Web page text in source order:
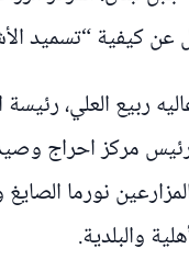
كيفية “تسميد
ربيع العلي، رئيسة
مركز احراج وصيد
نورما
والبلدية.